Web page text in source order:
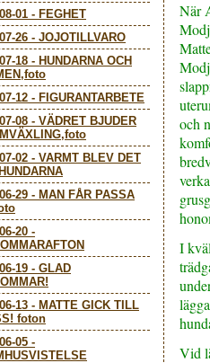
01 - FEGHET
26 - JOJOTILLVARO
18 - HUNDARNA OCH
12 - FIGURANTARBETE
08 - VÄDRET BJUDER
02 - VARMT BLEV DET
29 - MAN FÅR PASSA
20 -
19 - GLAD
13 - MATTE GICK TILL
foton
05 -
När
och
I
Vid